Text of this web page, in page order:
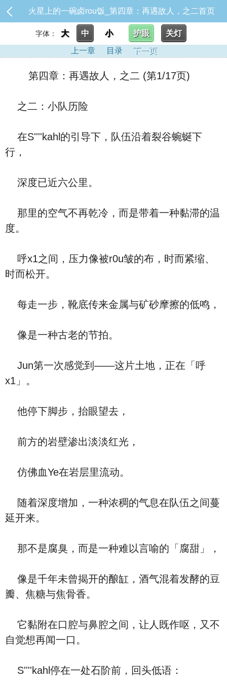
火星上的一碗卤rou饭_第四章：再遇故人，之二首页
字体： 大 中 小 护眼
关灯
上一章
目录 下一页
第四章：再遇故人，之二 (第1/17页)
之二：小队历险
在S''''kahl的引导下，队伍沿着裂谷蜿蜒下
行，
深度已近六公里。
那里的空气不再乾冷，而是带着一种黏滞的温
度。
呼x1之间，压力像被r0u皱的布，时而紧缩、
时而松开。
每走一步，靴底传来金属与矿砂摩擦的低鸣，
像是一种古老的节拍。
Jun第一次感觉到——这片土地，正在「呼
x1」。
他停下脚步，抬眼望去，
前方的岩壁渗出淡淡红光，
仿佛血Ye在岩层里流动。
随着深度增加，一种浓稠的气息在队伍之间蔓
延开来。
那不是腐臭，而是一种难以言喻的「腐甜」，
像是千年未曾揭开的酿缸，酒气混着发酵的豆
瓣、焦糖与焦骨香。
它黏附在口腔与鼻腔之间，让人既作呕，又不
自觉想再闻一口。
S''''kahl停在一处石阶前，回头低语：